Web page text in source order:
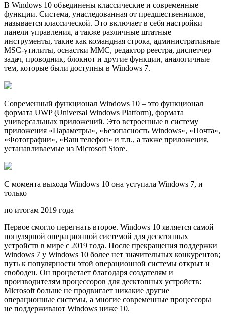
В Windows 10 объединены классические и современные
функции. Система, унаследованная от предшественников,
называется классической. Это включает в себя настройки
панели управления, а также различные штатные
инструменты, такие как командная строка, административные
MSC-утилиты, оснастки MMC, редактор реестра, диспетчер
задач, проводник, блокнот и другие функции, аналогичные
тем, которые были доступны в Windows 7.
Современный функционал Windows 10 – это функционал
формата UWP (Universal Windows Platform), формата
универсальных приложений. Это встроенные в систему
приложения «Параметры», «Безопасность Windows», «Почта»,
«Фотографии», «Ваш телефон» и т.п., а также приложения,
устанавливаемые из Microsoft Store.
С момента выхода Windows 10 она уступала Windows 7, и
только
по итогам 2019 года
Первое смогло перегнать второе. Windows 10 является самой
популярной операционной системой для десктопных
устройств в мире с 2019 года. После прекращения поддержки
Windows 7 у Windows 10 более нет значительных конкурентов;
путь к популярности этой операционной системы открыт и
свободен. Он процветает благодаря создателям и
производителям процессоров для десктопных устройств:
Microsoft больше не продвигает никакие другие
операционные системы, а многие современные процессоры
не поддерживают Windows ниже 10.